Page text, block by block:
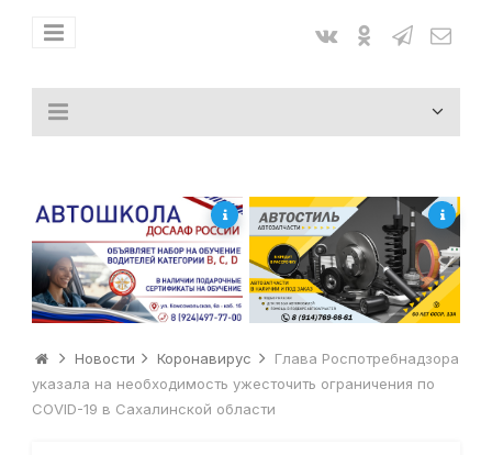
Новости Коронавирус
Глава Роспотребнадзора
указала на необходимость ужесточить ограничения по
COVID-19 в Сахалинской области